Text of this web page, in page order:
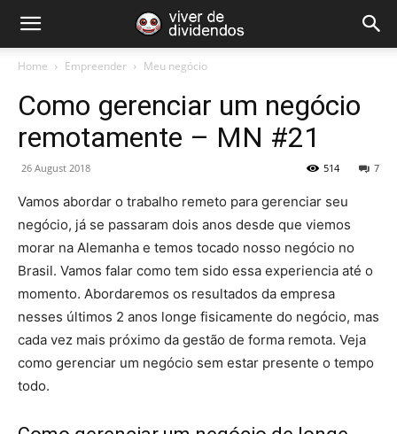
Home Empreender Meu negócio
Como gerenciar um negócio
remotamente – MN #21
26 August 2018 7
514
Vamos abordar o trabalho remeto para gerenciar seu
negócio, já se passaram dois anos desde que viemos
morar na Alemanha e temos tocado nosso negócio no
Brasil. Vamos falar como tem sido essa experiencia até o
momento. Abordaremos os resultados da empresa
nesses últimos 2 anos longe fisicamente do negócio, mas
cada vez mais próximo da gestão de forma remota. Veja
como gerenciar um negócio sem estar presente o tempo
todo.